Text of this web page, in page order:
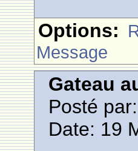
Options:
Message
Gateau
Posté par:
Date: 19